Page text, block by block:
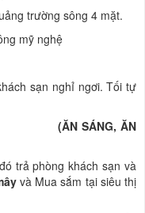
trường sông 4 mặt.
mỹ nghệ
sạn nghỉ ngơi. Tối tự
(ĂN SÁNG, ĂN
trả phòng khách sạn và
và Mua sắm tại siêu thị